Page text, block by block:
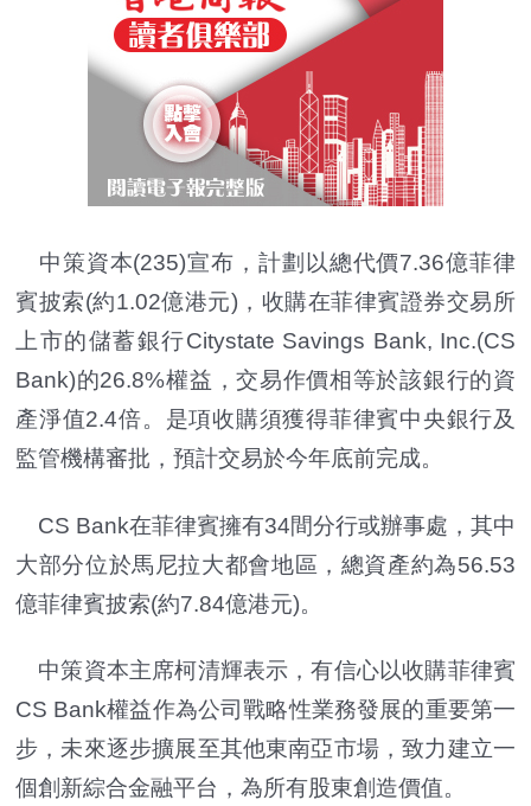
中策資本(235)宣布，計劃以總代價7.36億菲律
賓披索(約1.02億港元)，收購在菲律賓證券交易所
上市的儲蓄銀行Citystate Savings Bank, Inc.(CS
Bank)的26.8%權益，交易作價相等於該銀行的資
產淨值2.4倍。是項收購須獲得菲律賓中央銀行及
監管機構審批，預計交易於今年底前完成。
CS Bank在菲律賓擁有34間分行或辦事處，其中
大部分位於馬尼拉大都會地區，總資產約為56.53
億菲律賓披索(約7.84億港元)。
中策資本主席柯清輝表示，有信心以收購菲律賓
CS Bank權益作為公司戰略性業務發展的重要第一
步，未來逐步擴展至其他東南亞市場，致力建立一
個創新綜合金融平台，為所有股東創造價值。